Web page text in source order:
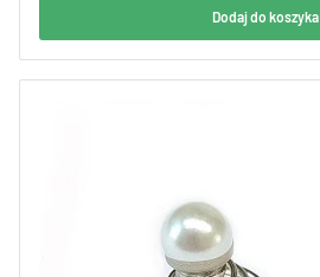
Dodaj do koszyka